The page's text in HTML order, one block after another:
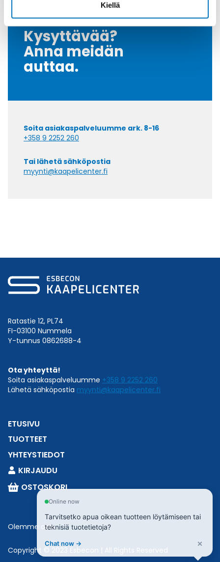
Kiellä
Kysyttävää?
Anna meidän
auttaa.
Soita asiakaspalveluumme ark. 8-16
+358 9 2252 260
Tai lähetä sähköpostia
myynti@kaapelicenter.fi
Ratastie 12, PL74
FI-03100 Nummela
Y-tunnus 0862688-4
Ota yhteyttä!
Soita asiakaspalveluumme +358 9 2252 260
Lähetä sähköpostia myynti@kaapelicenter.fi
ETUSIVU
TUOTTEET
YHTEYSTIEDOT
KIRJAUDU
OSTOSKORI
Olemme osaEsbeconia.
Copyright © 2023 Esbecon | All Rights Reserved
Online now
Tarvitsetko apua oikean tuotteen löytämiseen tai
teknisiä tuotetietoja?
Chat now → ×